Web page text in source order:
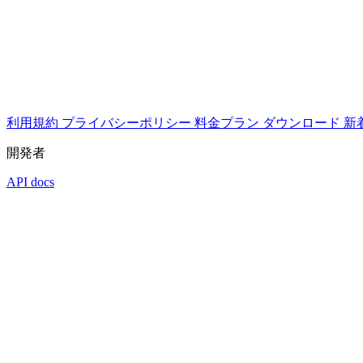
利用規約 プライバシーポリシー 料金プラン ダウンロード 新
開発者
API docs